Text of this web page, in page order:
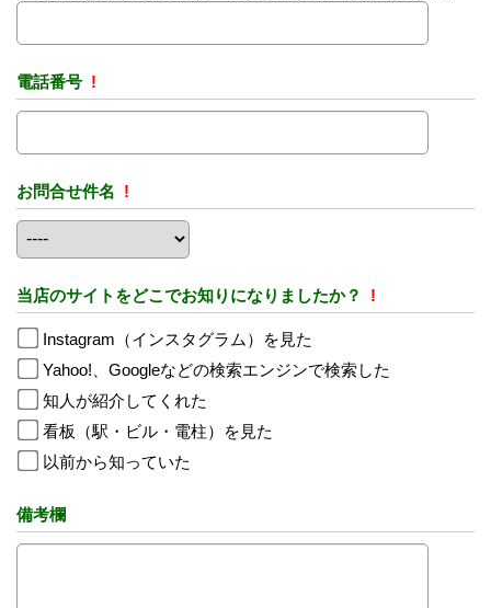
電話番号 !
お問合せ件名 !
当店のサイトをどこでお知りになりましたか？ !
Instagram（インスタグラム）を見た
Yahoo!、Googleなどの検索エンジンで検索した
知人が紹介してくれた
看板（駅・ビル・電柱）を見た
以前から知っていた
備考欄